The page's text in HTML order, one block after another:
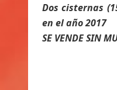
Dos cisternas
en el año 2017
SE VENDE SIN